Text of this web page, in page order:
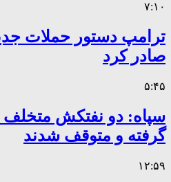
۷:۱۰
ترامپ دستور حملات
صادر کرد
۵:۴۵
سپاه: دو نفتکش متخلف
گرفته و متوقف شدند
۱۲:۵۹